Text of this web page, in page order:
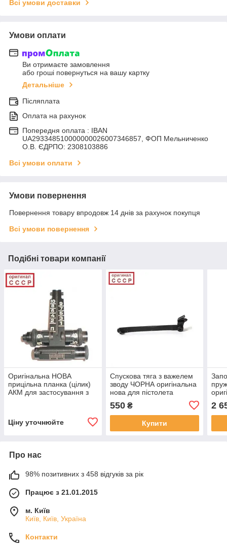
Всі умови доставки
Умови оплати
Ви отримаєте замовлення
або гроші повернуться на вашу картку
Детальніше
Післяплата
Оплата на рахунок
Попередня оплата : IBAN
UA293348510000000026007346857, ФОП Мельниченко
О.В. ЄДРПО: 2308103886
Всі умови оплати
Умови повернення
Повернення товару впродовж 14 днів за рахунок покупця
Всі умови повернення
Подібні товари компанії
Оригінальна НОВА
прицільна планка (цілик)
АКМ для застосування з
Ціну уточнюйте
Спускова тяга з важелем
зводу ЧОРНА оригінальна
нова для пістолета
СРСР)
550₴
Купити
2
Про нас
98% позитивних з 458 відгуків за рік
Працює з 21.01.2015
м. Київ
Київ, Київ, Україна
Контакти